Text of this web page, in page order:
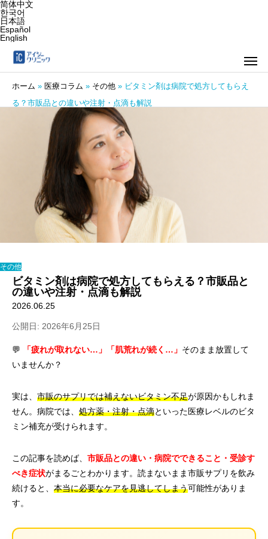
简体中文
한국어
日本語
Español
English
ホーム » 医療コラム » その他 » ビタミン剤は病院で処方してもらえ
る？市販品との違いや注射・点滴も解説
その他
ビタミン剤は病院で処方してもらえる？市販品と
の違いや注射・点滴も解説
2026.06.25
公開日: 2026年6月25日
💬 「疲れが取れない…」「肌荒れが続く…」 そのまま放置して
いませんか？
実は、 市販のサプリでは補えないビタミン不足が原因かもしれま
せん。病院では、 処方薬・注射・点滴といった医療レベルのビタ
ミン補充が受けられます。
この記事を読めば、 市販品との違い・病院でできること・受診す
べき症状がまるごとわかります。読まないまま市販サプリを飲み
続けると、 本当に必要なケアを見逃してしまう可能性がありま
す。